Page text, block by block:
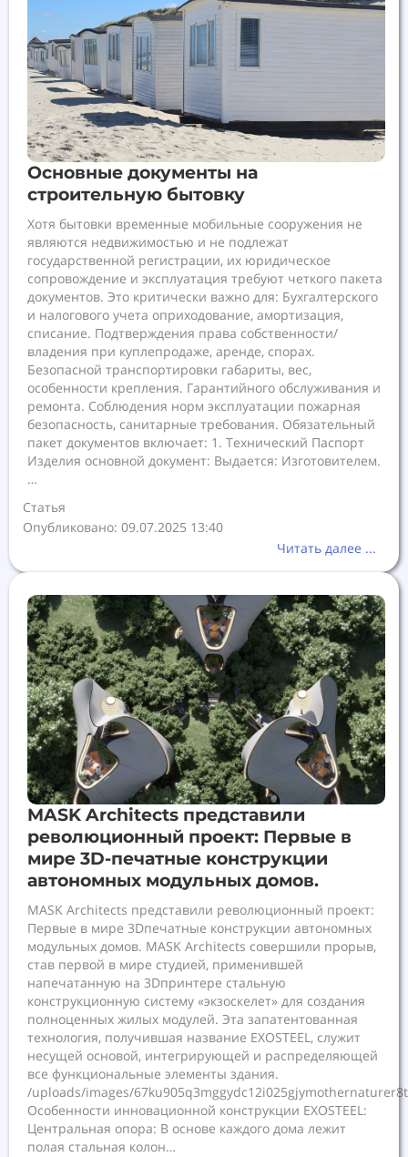
Основные документы на
строительную бытовку
Хотя бытовки временные мобильные сооружения не
являются недвижимостью и не подлежат
государственной регистрации, их юридическое
сопровождение и эксплуатация требуют четкого пакета
документов. Это критически важно для: Бухгалтерского
и налогового учета оприходование, амортизация,
списание. Подтверждения права собственности/
владения при куплепродаже, аренде, спорах.
Безопасной транспортировки габариты, вес,
особенности крепления. Гарантийного обслуживания и
ремонта. Соблюдения норм эксплуатации пожарная
безопасность, санитарные требования. Обязательный
пакет документов включает: 1. Технический Паспорт
Изделия основной документ: Выдается: Изготовителем.
…
Статья
Опубликовано: 09.07.2025 13:40
Читать далее ...
MASK Architects представили
революционный проект: Первые в
мире 3D-печатные конструкции
автономных модульных домов.
MASK Architects представили революционный проект:
Первые в мире 3Dпечатные конструкции автономных
модульных домов. MASK Architects совершили прорыв,
став первой в мире студией, применившей
напечатанную на 3Dпринтере стальную
конструкционную систему «экзоскелет» для создания
полноценных жилых модулей. Эта запатентованная
технология, получившая название EXOSTEEL, служит
несущей основой, интегрирующей и распределяющей
все функциональные элементы здания.
/uploads/images/
Особенности инновационной конструкции EXOSTEEL:
Центральная опора: В основе каждого дома лежит
полая стальная колон…